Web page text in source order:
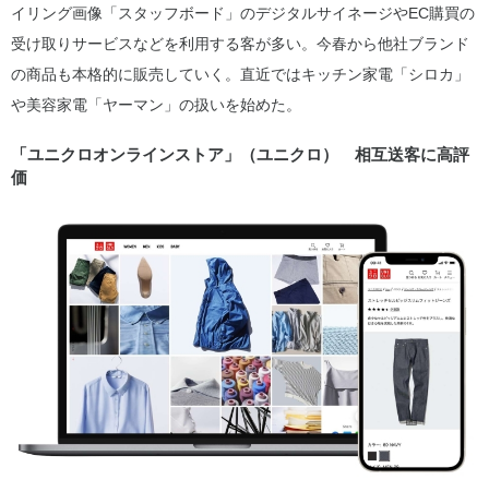
イリング画像「スタッフボード」のデジタルサイネージやEC購買の
受け取りサービスなどを利用する客が多い。今春から他社ブランド
の商品も本格的に販売していく。直近ではキッチン家電「シロカ」
や美容家電「ヤーマン」の扱いを始めた。
「ユニクロオンラインストア」（ユニクロ） 相互送客に高評
価